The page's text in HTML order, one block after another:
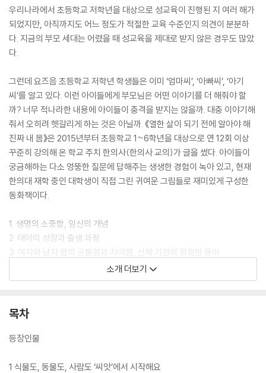
우리나라에서 초등학교 저학년을 대상으로 성교육이 진행된 지 여러 해가
되었지만, 아직까지도 어느 정도가 적절한 교육 수준인지 의견이 분분하
다. 지금의 부모 세대는 어렸을 때 성교육을 제대로 받지 않은 경우도 많았
다.
그런데 요즈음 초등학교 저학년 학생들은 이미 ‘엄마씨’, ‘아빠씨’, ‘아기
씨’를 알고 있다. 이런 아이들에게 부모님은 어떤 이야기를 더 해줘야 할
까? 너무 적나라한 내용에 아이들이 충격을 받지는 않을까. 대충 이야기해
줘서 오히려 헷갈리게 하는 것은 아닐까. 《열한 살이 되기 전에 알아야 해
진짜 내 몸》은 2015년부터 초등학교 1~6학년을 대상으로 연 12회 이상
꾸준히 강의해 온 학교 주치 한의사(한의사 교의)가 글을 썼다. 아이들이
궁금해하는 다소 엉뚱한 질문에 답해주는 생생한 경험이 녹아 있고, 현재
한의대 재학 중인 대학생이 직접 그린 귀여운 그림들로 재미있게 구성한
동화책이다.
1. 생명의 소중함, 임신의 개념
2. 태아의 성장과 출생 과정
3. 여자와 남자 몸의 공통점과 차이점, 신체 기관의 정확한 용어
4. 성범죄로부터 내 몸을 안전하게 보호하는 방법, 남녀 서로 이해하고 배
려하는 태도
지금, 똥글 선생님과 튼튼초등학교의 개성 넘치는 친구들을 만나 우리 몸
소개 더보기
목차
등장인물
1 식물도, 동물도, 사람도 ‘씨앗’에서 시작해요